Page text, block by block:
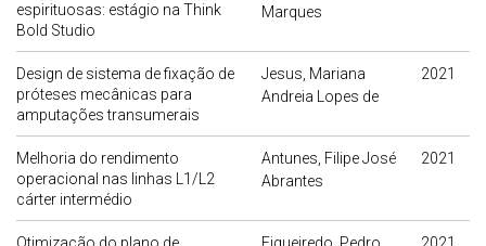
espirituosas: estágio na Think
Bold Studio
Marques
Design de sistema de fixação de
próteses mecânicas para
amputações transumerais
Jesus, Mariana
Andreia Lopes de
2021
Melhoria do rendimento
operacional nas linhas L1/L2
cárter intermédio
Antunes, Filipe José
Abrantes
2021